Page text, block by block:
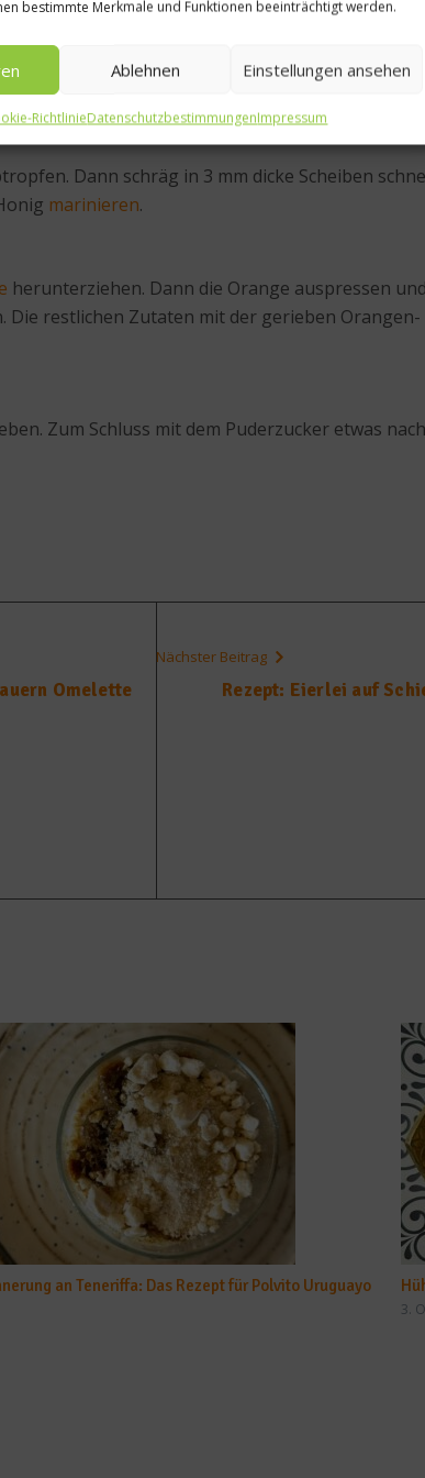
bestimmte Merkmale und Funktionen beeinträchtigt werden.
Ablehnen Einstellungen ansehen
RichtlinieDatenschutzbestimmungenImpressum
hier mit verwendet werden.
zugeben. Die Pfannkuchen ca. 2
Dann schräg in 3 mm dicke Scheiben
marinieren.
herunterziehen. Dann die Orange auspressen
restlichen Zutaten mit der gerieben
Zum Schluss mit dem Puderzucker etwas
Omelette
Nächster Beitrag
Rezept: Eierlei auf
an Teneriffa: Das Rezept für Polvito Uruguayo
3.